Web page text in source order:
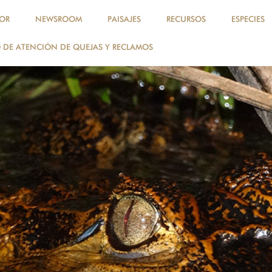
NEWSROOM PAISAJES RECURSOS ESPECIES
ATENCIÓN DE QUEJAS Y RECLAMOS